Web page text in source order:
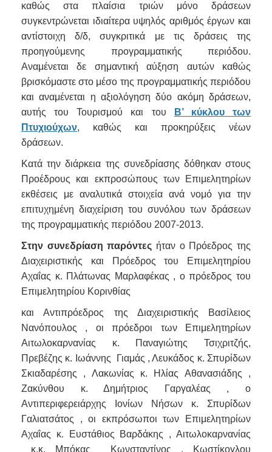
καθώς στα πλαίσια τριών μόνο δράσεων
συγκεντρώνεται ιδιαίτερα υψηλός αριθμός έργων και
αντίστοιχη δ/δ, συγκριτικά με τις δράσεις της
προηγούμενης προγραμματικής περιόδου.
Αναμένεται δε σημαντική αύξηση αυτών καθώς
βρισκόμαστε στο μέσο της προγραμματικής περιόδου
και αναμένεται η αξιολόγηση δύο ακόμη δράσεων,
αυτής του Τουρισμού και του
Β’ κύκλου των
Πτυχιούχων, καθώς και προκηρύξεις νέων
δράσεων.
Κατά την διάρκεια της συνεδρίασης δόθηκαν στους
Προέδρους και εκπροσώπους των Επιμελητηρίων
εκθέσεις με αναλυτικά στοιχεία ανά νομό για την
επιτυχημένη διαχείριση του συνόλου των δράσεων
της προγραμματικής περιόδου 2007-2013.
Στην συνεδρίαση παρόντες ήταν o Πρόεδρος της
Διαχειριστικής και Πρόεδρος του Επιμελητηρίου
Αχαΐας κ. Πλάτωνας Μαρλαφέκας , o πρόεδρος του
Επιμελητηρίου Κορινθίας
και Αντιπρόεδρος της Διαχειριστικής Βασίλειος
Νανόπουλος , οι πρόεδροι των Επιμελητηρίων
Αιτωλοκαρνανίας κ. Παναγιώτης Τσιχριτζής,
Πρεβέζης κ. Ιωάννης Γιαμάς , Λευκάδος κ. Σπυρίδων
Σκιαδαρέσης , Λακωνίας κ. Ηλίας Αθανασιάδης ,
Ζακύνθου κ. Δημήτριος Γαργαλέας , ο
Αντιπεριφερειάρχης Ιονίων Νήσων κ. Σπυρίδων
Γαλιατσάτος , οι εκπρόσωποι των Επιμελητηρίων
Αχαΐας κ. Ευστάθιος Βαρδάκης , Αιτωλοκαρνανίας
κ.κ. Μπόκας Κωνσταντίνος , Κωστίκογλου